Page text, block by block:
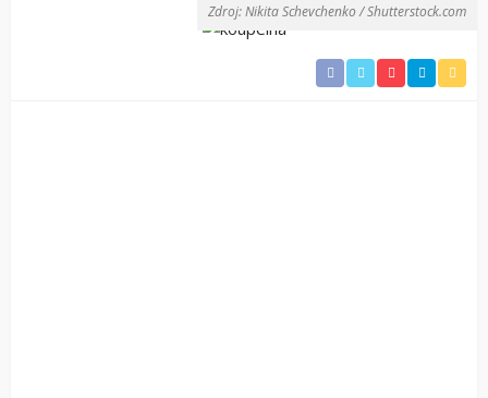
Zdroj: Nikita Schevchenko / Shutterstock.com